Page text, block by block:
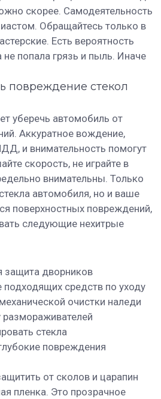
скорее. Самодеятельность
Обращайтесь только в
Есть вероятность
не попала грязь и пыль. Иначе
повреждение стекол
уберечь автомобиль от
Аккуратное вождение,
и внимательность помогут
скорость, не играйте в
внимательны. Только
автомобиля, но и ваше
поверхностных повреждений,
следующие нехитрые
защита дворников
подходящих средств по уходу
очистки наледи
размораживателей
стекла
повреждения
от сколов и царапин
пленка. Это прозрачное